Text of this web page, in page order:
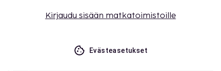
Kirjaudu sisään matkatoimistoille
Evästeasetukset